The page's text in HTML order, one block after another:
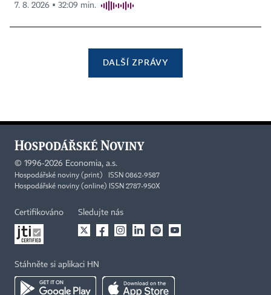
7. 8. 2026 ▪ 32:09 min.
DALŠÍ ZPRÁVY
© 1996-2026 Economia, a.s.
Hospodářské noviny (print) ISSN 0862-9587
Hospodářské noviny (online) ISSN 2787-950X
Certifikováno Sledujte nás
Stáhněte si aplikaci HN